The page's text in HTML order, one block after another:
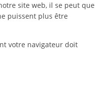
site web, il se peut que
puissent plus être
votre navigateur doit